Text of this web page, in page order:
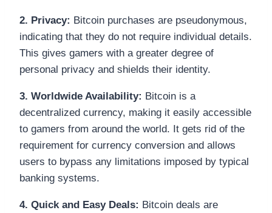
2. Privacy: Bitcoin purchases are pseudonymous,
indicating that they do not require individual details.
This gives gamers with a greater degree of
personal privacy and shields their identity.
3. Worldwide Availability: Bitcoin is a
decentralized currency, making it easily accessible
to gamers from around the world. It gets rid of the
requirement for currency conversion and allows
users to bypass any limitations imposed by typical
banking systems.
4. Quick and Easy Deals: Bitcoin deals are